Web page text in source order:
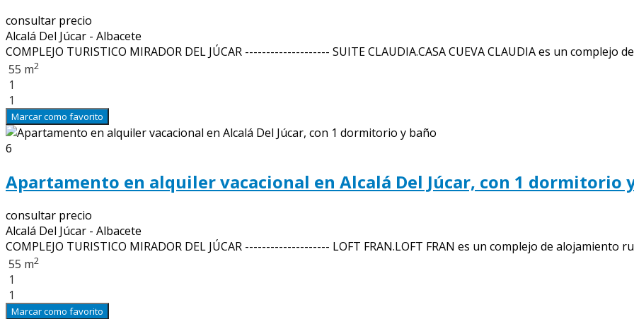
consultar precio
Alcalá Del Júcar - Albacete
COMPLEJO TURISTICO MIRADOR DEL JÚCAR -------------------- SUITE CLAUDIA.CASA CUEVA CLAUDIA es un complejo
55 m2
1
1
Marcar como favorito
6
Apartamento en alquiler vacacional en Alcalá Del Júcar, con 1 dormitorio
consultar precio
Alcalá Del Júcar - Albacete
COMPLEJO TURISTICO MIRADOR DEL JÚCAR -------------------- LOFT FRAN.LOFT FRAN es un complejo de alojamiento
55 m2
1
1
Marcar como favorito